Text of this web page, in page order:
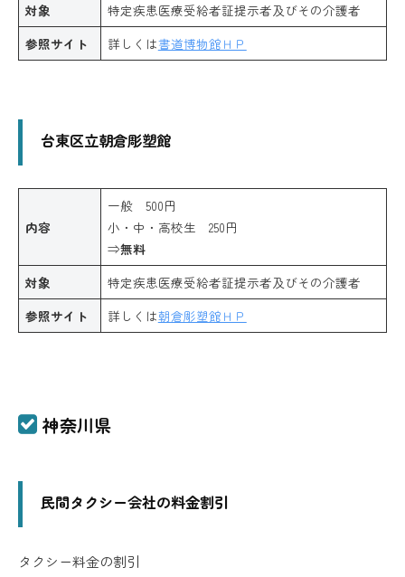
対象
特定疾患医療受給者証提示者及びその介護者
参照サイト
詳しくは書道博物館ＨＰ
台東区立朝倉彫塑館
内容
一般 500円
小・中・高校生 250円
⇒無料
対象
特定疾患医療受給者証提示者及びその介護者
参照サイト
詳しくは朝倉彫塑館ＨＰ
神奈川県
民間タクシー会社の料金割引
タクシー料金の割引